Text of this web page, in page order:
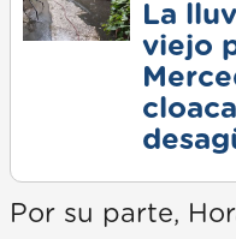
La
viejo
Por su parte,